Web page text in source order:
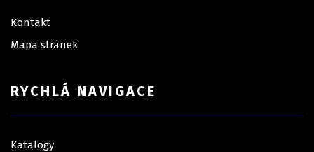
Kontakt
Mapa stránek
RYCHLÁ NAVIGACE
Katalogy